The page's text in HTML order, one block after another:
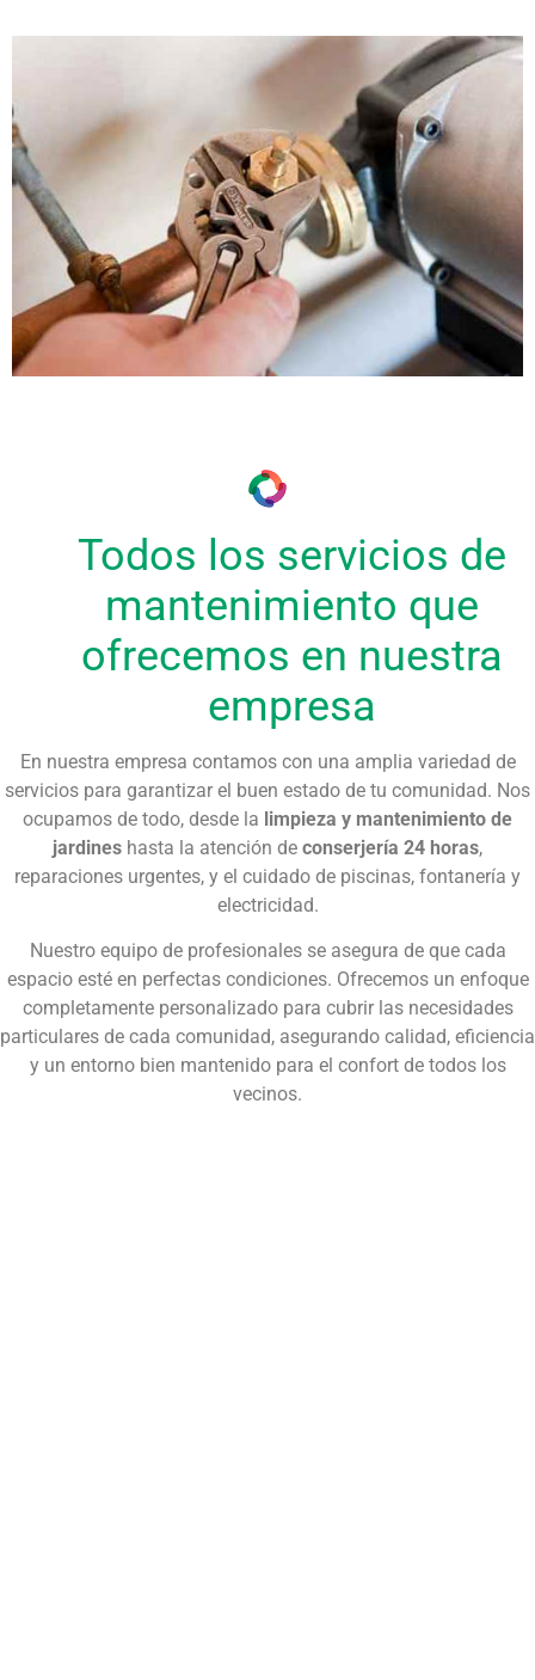
Todos los servicios de
mantenimiento que
ofrecemos en nuestra
empresa
En nuestra empresa contamos con una amplia variedad de
servicios para garantizar el buen estado de tu comunidad. Nos
ocupamos de todo, desde la limpieza y mantenimiento de
jardines hasta la atención de conserjería 24 horas,
reparaciones urgentes, y el cuidado de piscinas, fontanería y
electricidad.
Nuestro equipo de profesionales se asegura de que cada
espacio esté en perfectas condiciones. Ofrecemos un enfoque
completamente personalizado para cubrir las necesidades
particulares de cada comunidad, asegurando calidad, eficiencia
y un entorno bien mantenido para el confort de todos los
vecinos.